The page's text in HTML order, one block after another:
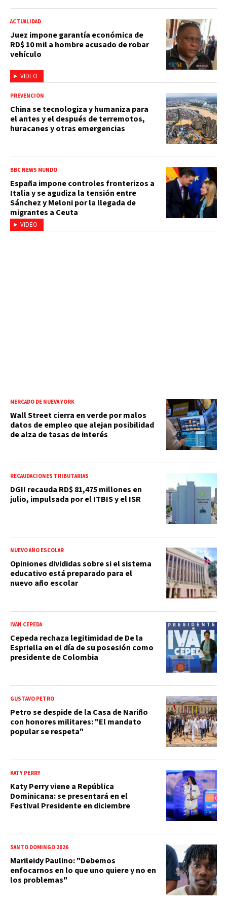
VIDEO
ACTUALIDAD
Juez impone garantía económica de
RD$ 10 mil a hombre acusado de robar
vehículo
PREVENCIÓN
China se tecnologiza y humaniza para
el antes y el después de terremotos,
huracanes y otras emergencias
VIDEO
BBC NEWS MUNDO
España impone controles fronterizos a
Italia y se agudiza la tensión entre
Sánchez y Meloni por la llegada de
migrantes a Ceuta
MERCADO DE NUEVA YORK
Wall Street cierra en verde por malos
datos de empleo que alejan posibilidad
de alza de tasas de interés
RECAUDACIONES TRIBUTARIAS
DGII recauda RD$ 81,475 millones en
julio, impulsada por el ITBIS y el ISR
NUEVO AÑO ESCOLAR
Opiniones divididas sobre si el sistema
educativo está preparado para el
nuevo año escolar
IVÁN CEPEDA
Cepeda rechaza legitimidad de De la
Espriella en el día de su posesión como
presidente de Colombia
GUSTAVO PETRO
Petro se despide de la Casa de Nariño
con honores militares: "El mandato
popular se respeta"
KATY PERRY
Katy Perry viene a República
Dominicana: se presentará en el
Festival Presidente en diciembre
SANTO DOMINGO 2026
Marileidy Paulino: "Debemos
enfocarnos en lo que uno quiere y no en
los problemas"